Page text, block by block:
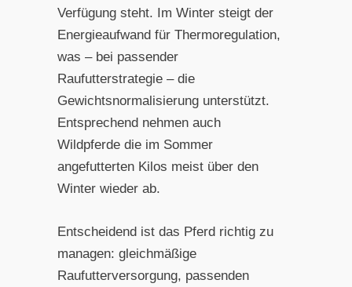
Verfügung steht. Im Winter steigt der
Energieaufwand für Thermoregulation,
was – bei passender
Raufutterstrategie – die
Gewichtsnormalisierung unterstützt.
Entsprechend nehmen auch
Wildpferde die im Sommer
angefutterten Kilos meist über den
Winter wieder ab.
Entscheidend ist das Pferd richtig zu
managen: gleichmäßige
Raufutterversorgung, passenden